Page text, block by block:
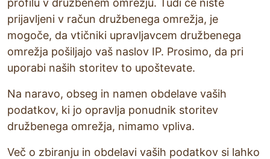
profilu v družbenem omrežju. Tudi če niste
prijavljeni v račun družbenega omrežja, je
mogoče, da vtičniki upravljavcem družbenega
omrežja pošiljajo vaš naslov IP. Prosimo, da pri
uporabi naših storitev to upoštevate.
Na naravo, obseg in namen obdelave vaših
podatkov, ki jo opravlja ponudnik storitev
družbenega omrežja, nimamo vpliva.
Več o zbiranju in obdelavi vaših podatkov si lahko